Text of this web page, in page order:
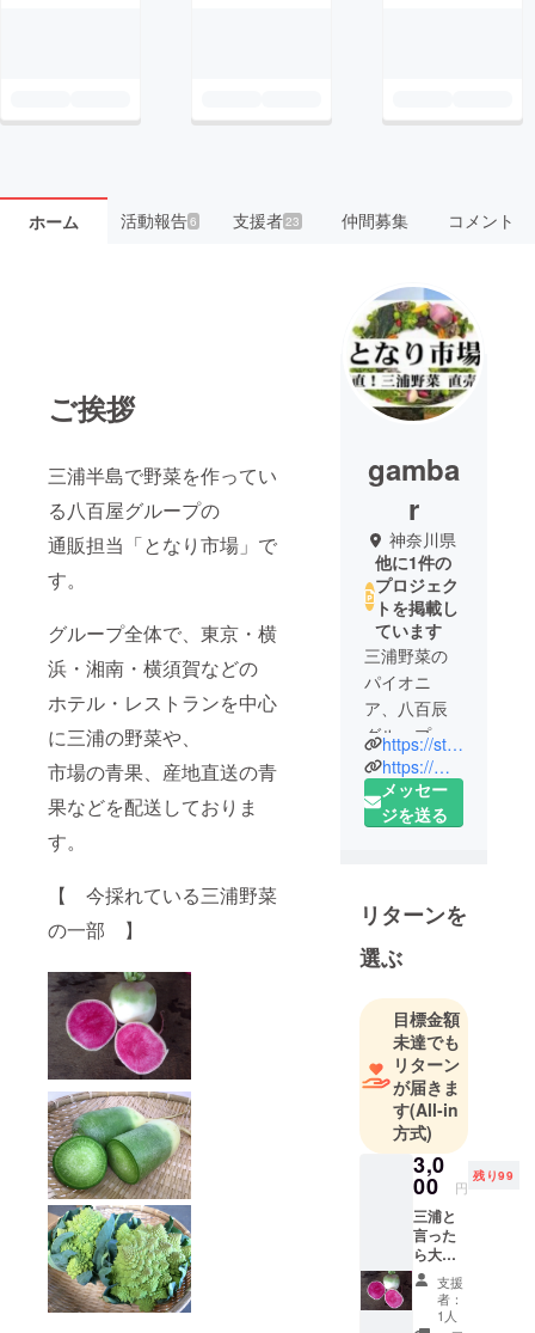
ホーム 活動報告6 支援者 23 仲間募集 コメント
ご挨拶
三浦半島で野菜を作ってい
る八百屋グループの
通販担当「となり市場」で
す。
グループ全体で、東京・横
浜・湘南・横須賀などの
ホテル・レストランを中心
に三浦の野菜や、
市場の青果、産地直送の青
果などを配送しておりま
す。
【 今採れている三浦野菜
の一部 】
gamba
r
神奈川県
他に1件の
プロジェク
トを掲載し
ています
三浦野菜の
パイオニ
ア、八百辰
グループの
通販部門
「となり市
場」です。
島と同じよ
うな気候に
なる為、イ
タリア野菜
が作れま
す。海外よ
り空輸・海
輸で運ばれ
た野菜よ
り、首都圏
に一番近い
産地として
採れたての
美味しい露
地栽培の野
菜をお届け
https://store.shopping.yahoo.co.jp/tonari-ichiba/
https://miurayasai.base.shop/
メッセー
ジを送る
リターンを
選ぶ
目標金額
未達でも
リターン
が届きま
す(All-in
方式)
3,0
00 円
残り99
三浦と
言った
ら大根
が有名
です
が、色
支援
者：
1人